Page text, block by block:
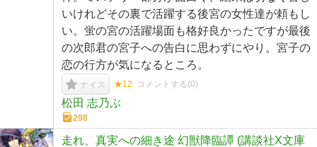
いけれどその裏で活躍する後宮の女性達が頼もし
い。蛍の宮の活躍場面も格好良かったですが最後
の次郎君の宮子への告白に思わずにやり。宮子の
恋の行方が気になるところ。
ナイス ★12 コメントする(0)
松田 志乃ぶ
298
走れ、真実への細き途 幻獣降臨譚 (講談社X文庫